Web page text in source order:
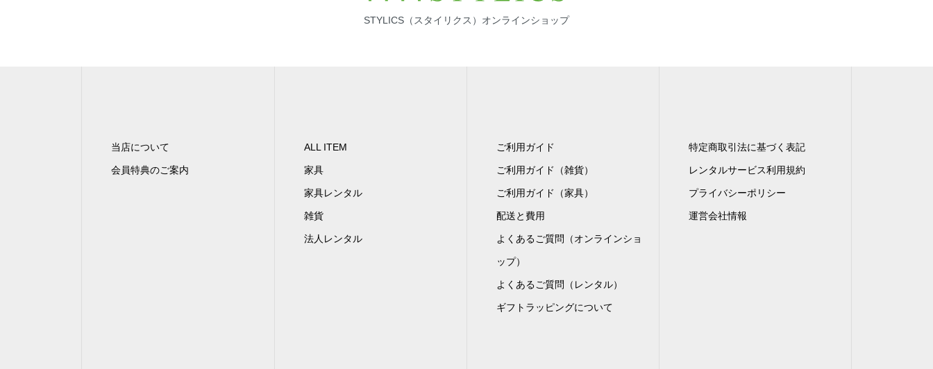
STYLICS（スタイリクス）オンラインショップ
当店について
会員特典のご案内
ALL ITEM
家具
家具レンタル
雑貨
法人レンタル
ご利用ガイド
ご利用ガイド（雑貨）
ご利用ガイド（家具）
配送と費用
よくあるご質問（オンラインショ
ップ）
よくあるご質問（レンタル）
ギフトラッピングについて
特定商取引法に基づく表記
レンタルサービス利用規約
プライバシーポリシー
運営会社情報